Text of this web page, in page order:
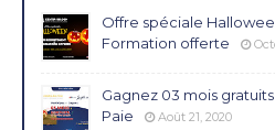
Offre spéciale
Formation offerte
Gagnez 03 mois
Paie
Août 21, 2020